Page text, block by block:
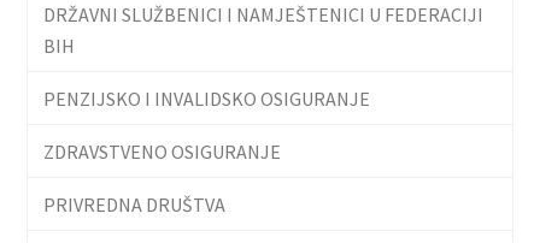
DRŽAVNI SLUŽBENICI I NAMJEŠTENICI U FEDERACIJI
BIH
PENZIJSKO I INVALIDSKO OSIGURANJE
ZDRAVSTVENO OSIGURANJE
PRIVREDNA DRUŠTVA